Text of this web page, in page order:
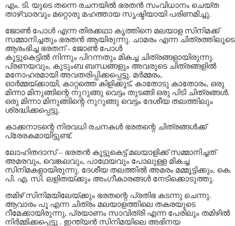
എം. ടി. യുടെ തന്നെ രചനയില്‍ ഭരതന്‍ സംവിധാനം ചെയ്ത
താഴ്വാരവും മറ്റൊരു മഹത്തായ സൃഷ്ടിയായി പരിണമിച്ചു.
ജോണ്‍ പോള്‍ എന്ന തിരക്കഥാ കൃത്തിനെ മലയാള സിനിമക്ക്
സമ്മാനിച്ചതും ഭരതന്‍ ആയിരുന്നു. ചാമരം എന്ന ചിത്രത്തിലൂടെ
ആരംഭിച്ച ഭരതന് ‍- ജോണ്‍ പോള്‍
കൂട്ടുകെട്ടില്‍ നിന്നും പിറന്നതും മികച്ച ചിത്രങ്ങളായിരുന്നു.
പ്രണയവും, കുടുംബ ബന്ധങ്ങളും അവരുടെ ചിത്രങ്ങളില്‍
മനോഹരമായി അവതരിപ്പിക്കപ്പെട്ടു. മര്‍മ്മരം,
ഓര്‍മ്മയ്ക്കായി, കാറ്റത്തെ കിളിക്കൂട്, കാതോടു കാതോരം, ഒരു
മിന്നാ മിനുങ്ങിന്റെ നുറുങ്ങു വെട്ടം തുടങ്ങി ഒരു പിടി ചിത്രങ്ങള്‍.
ഒരു മിന്നാ മിനുങ്ങിന്റെ നുറുങ്ങു വെട്ടം ദേശീയ തലത്തിലും
ശ്രദ്ധിക്കപ്പെട്ടു.
കാക്കനാടന്റെ നിരവധി രചനകള്‍ ഭരതന്റെ ചിത്രങ്ങള്‍ക്ക്
പ്രേരകമായിട്ടുണ്ട്.
ലോഹിതദാസ് – ഭരതന്‍ കൂട്ടുകെട്ട് മലയാളിക്ക് സമ്മാനിച്ചത്
അമരവും, വെങ്കലവും, പാഥേയവും പോലുള്ള മികച്ച
സിനിമകളായിരുന്നു. ദേശീയ തലത്തില്‍ അമരം മമ്മൂട്ടിക്കും, കെ.
പി. എ. സി. ലളിതയ്ക്കും അംഗീകാരങ്ങള്‍ നേടിക്കൊടുത്തു.
തമിഴ് സിനിമയിലേയ്ക്കും ഭരതന്റെ പ്രതിഭ കടന്നു ചെന്നു.
ആവാരം പൂ എന്ന ചിത്രം മലയാളത്തിലെ തകരയുടെ
റീമേക്കായിരുന്നു, പ്രയാണം സാവിത്രി എന്ന പേരിലും തമിഴില്‍
നിര്‍മ്മിക്കപ്പെട്ടു . ഇന്ത്യന്‍ സിനിമയിലെ അഭിനയ